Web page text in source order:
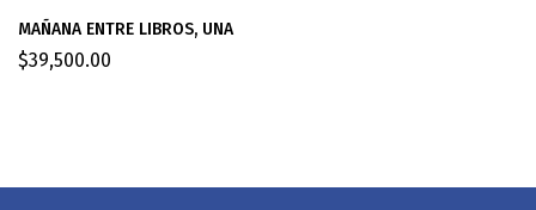
MAÑANA ENTRE LIBROS, UNA
$39,500.00